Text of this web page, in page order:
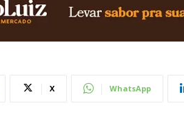
X WhatsApp